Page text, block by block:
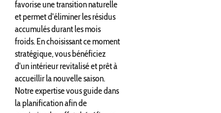
favorise une transition naturelle
et permet d'éliminer les résidus
accumulés durant les mois
froids. En choisissant ce moment
stratégique, vous bénéficiez
d'un intérieur revitalisé et prêt à
accueillir la nouvelle saison.
Notre expertise vous guide dans
la planification afin de